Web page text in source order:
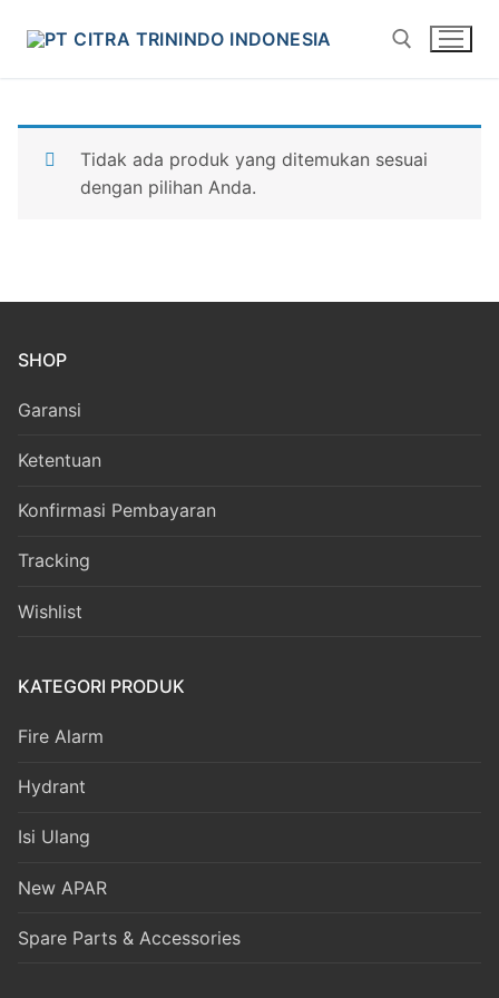
Tidak ada produk yang ditemukan sesuai
dengan pilihan Anda.
SHOP
Garansi
Ketentuan
Konfirmasi Pembayaran
Tracking
Wishlist
KATEGORI PRODUK
Fire Alarm
Hydrant
Isi Ulang
New APAR
Spare Parts & Accessories